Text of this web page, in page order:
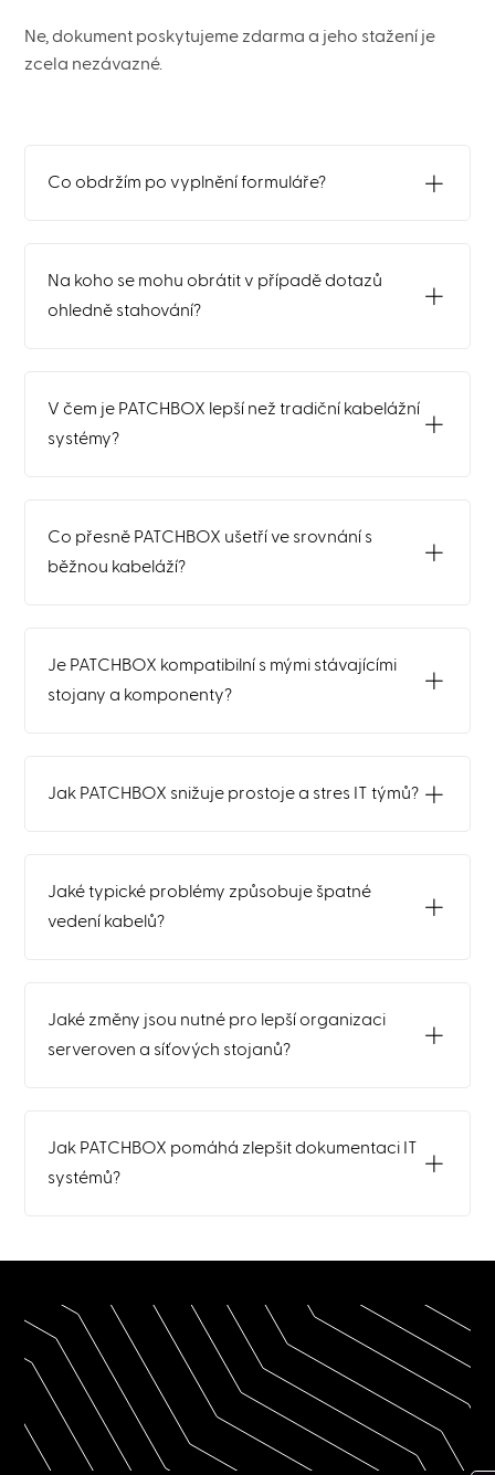
Ne, dokument poskytujeme zdarma a jeho stažení je
zcela nezávazné.
Co obdržím po vyplnění formuláře?
Na koho se mohu obrátit v případě dotazů
ohledně stahování?
V čem je PATCHBOX lepší než tradiční kabelážní
systémy?
Co přesně PATCHBOX ušetří ve srovnání s
běžnou kabeláží?
Je PATCHBOX kompatibilní s mými stávajícími
stojany a komponenty?
Jak PATCHBOX snižuje prostoje a stres IT týmů?
Jaké typické problémy způsobuje špatné
vedení kabelů?
Jaké změny jsou nutné pro lepší organizaci
serveroven a síťových stojanů?
Jak PATCHBOX pomáhá zlepšit dokumentaci IT
systémů?